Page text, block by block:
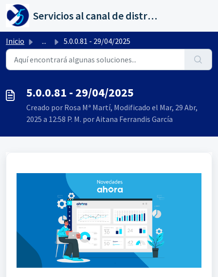
Saltar al contenido principal
Servicios al canal de distribución de AHORA
Inicio ... 5.0.0.81 - 29/04/2025
5.0.0.81 - 29/04/2025
Creado por Rosa Mª Martí, Modificado el Mar, 29 Abr,
2025 a 12:58 P. M. por Aitana Ferrandis García